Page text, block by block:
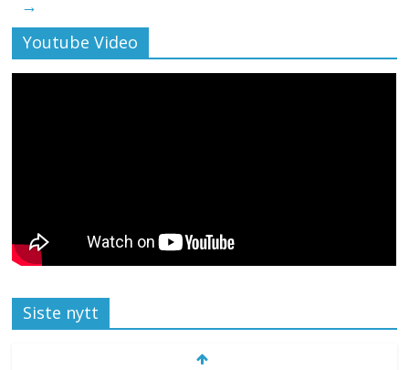
→
Youtube Video
Siste nytt